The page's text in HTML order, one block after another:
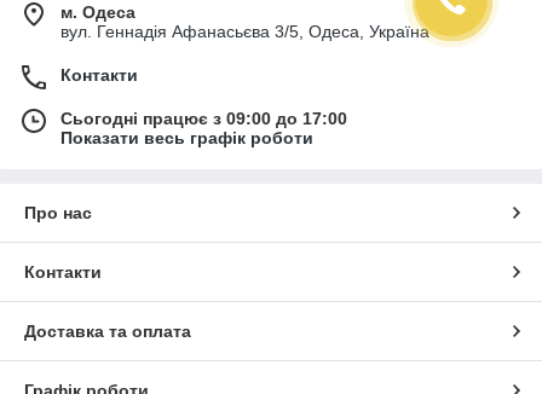
м. Одеса
вул. Геннадія Афанасьєва 3/5, Одеса, Україна
Контакти
Сьогодні працює з 09:00 до 17:00
Показати весь графік роботи
Про нас
Контакти
Доставка та оплата